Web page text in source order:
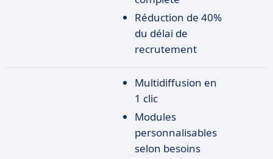
Réduction de 40%
du délai de
recrutement
Multidiffusion en
1 clic
Modules
personnalisables
selon besoins